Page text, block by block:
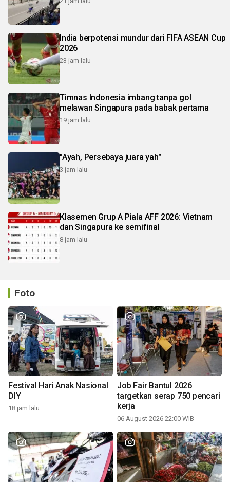
India berpotensi mundur dari FIFA ASEAN Cup
2026
23 jam lalu
Timnas Indonesia imbang tanpa gol
melawan Singapura pada babak pertama
19 jam lalu
"Ayah, Persebaya juara yah"
3 jam lalu
Klasemen Grup A Piala AFF 2026: Vietnam
dan Singapura ke semifinal
8 jam lalu
Foto
Festival Hari Anak Nasional
DIY
18 jam lalu
Job Fair Bantul 2026
targetkan serap 750 pencari
kerja
06 August 2026 22:00 WIB